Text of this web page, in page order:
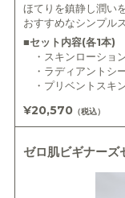
ほてりを鎮静し潤い
おすすめなシンプル
■セット内容(各1本)
・スキンローショ
・ラディアントシ
・プリベントスキ
¥20,570（税込）
ゼロ肌ビギナーズ